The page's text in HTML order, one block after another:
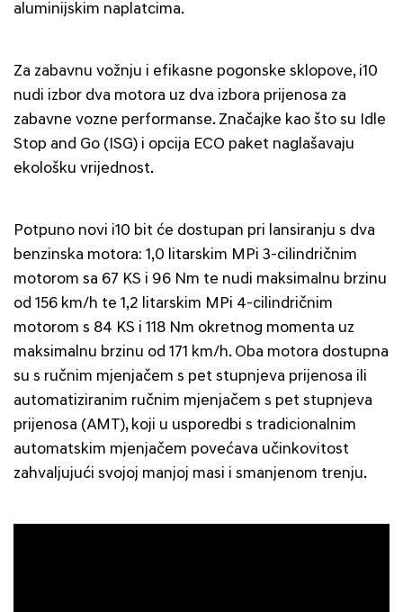
aluminijskim naplatcima.
Za zabavnu vožnju i efikasne pogonske sklopove, i10
nudi izbor dva motora uz dva izbora prijenosa za
zabavne vozne performanse. Značajke kao što su Idle
Stop and Go (ISG) i opcija ECO paket naglašavaju
ekološku vrijednost.
Potpuno novi i10 bit će dostupan pri lansiranju s dva
benzinska motora: 1,0 litarskim MPi 3-cilindričnim
motorom sa 67 KS i 96 Nm te nudi maksimalnu brzinu
od 156 km/h te 1,2 litarskim MPi 4-cilindričnim
motorom s 84 KS i 118 Nm okretnog momenta uz
maksimalnu brzinu od 171 km/h. Oba motora dostupna
su s ručnim mjenjačem s pet stupnjeva prijenosa ili
automatiziranim ručnim mjenjačem s pet stupnjeva
prijenosa (AMT), koji u usporedbi s tradicionalnim
automatskim mjenjačem povećava učinkovitost
zahvaljujući svojoj manjoj masi i smanjenom trenju.